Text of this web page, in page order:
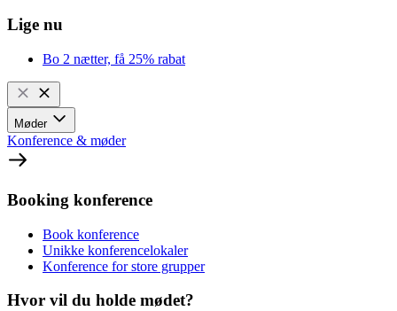
Lige nu
Bo 2 nætter, få 25% rabat
Møder
Konference & møder
Booking konference
Book konference
Unikke konferencelokaler
Konference for store grupper
Hvor vil du holde mødet?